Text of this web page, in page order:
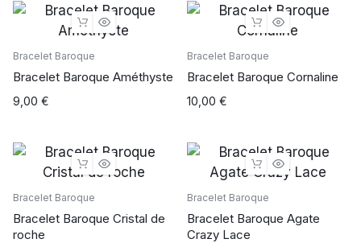
Bracelet Baroque
Bracelet Baroque Améthyste
9,00 €
Bracelet Baroque
Bracelet Baroque Cornaline
10,00 €
Bracelet Baroque
Bracelet Baroque Cristal de
roche
Bracelet Baroque
Bracelet Baroque Agate
Crazy Lace